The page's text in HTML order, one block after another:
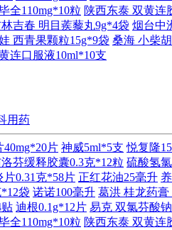
全110mg*10粒 陕西东泰 双黄连
吉春 明目蒺藜丸9g*4袋 烟台中
西青果颗粒15g*9袋 桑海 小柴
连口服液10ml*10支
用药
片 神威5ml*5支 悦复隆
芬缓释胶囊0.3克*12粒 硫酸氢
片0.31克*58片 正红花油25毫升
袋 诺诺100毫升 葛洪 桂龙药膏
迪根0.1g*12片 易克 双氯芬酸
全110mg*10粒 陕西东泰 双黄连